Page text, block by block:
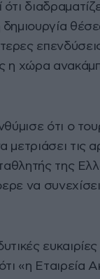
χώρα
ότι ο
τις
της
να
«η Εταιρεία